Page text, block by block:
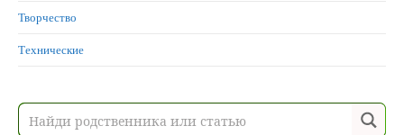
Творчество
Технические